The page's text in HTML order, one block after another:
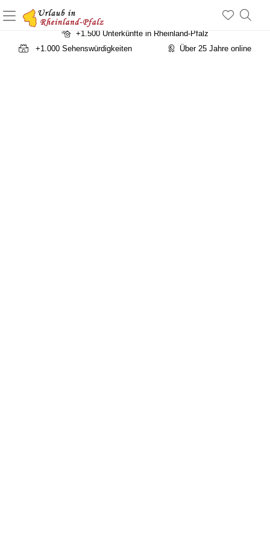
+1.500 Unterkünfte in Rheinland-Pfalz
+1.000 Sehenswürdigkeiten
Über 25 Jahre online